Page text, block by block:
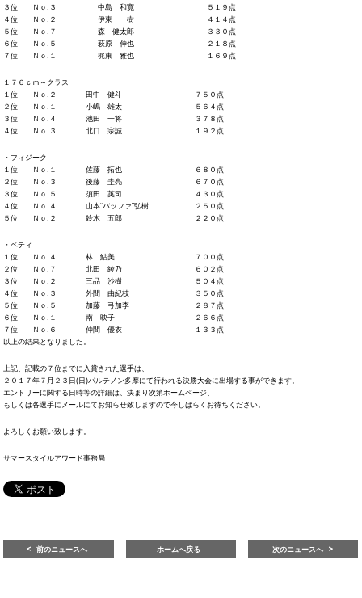
３位 Ｎｏ.３ 中島 和寛 ５１９点
４位 Ｎｏ.２ 伊東 一樹 ４１４点
５位 Ｎｏ.７ 森 健太郎 ３３０点
６位 Ｎｏ.５ 萩原 伸也 ２１８点
７位 Ｎｏ.１ 梶東 雅也 １６９点
１７６ｃｍ～クラス
１位 Ｎｏ.２ 田中 健斗 ７５０点
２位 Ｎｏ.１ 小嶋 雄太 ５６４点
３位 Ｎｏ.４ 池田 一将 ３７８点
４位 Ｎｏ.３ 北口 宗誠 １９２点
・フィジーク
１位 Ｎｏ.１ 佐藤 拓也 ６８０点
２位 Ｎｏ.３ 後藤 圭亮 ６７０点
３位 Ｎｏ.５ 須田 英司 ４３０点
４位 Ｎｏ.４ 山本“バッファ”弘樹 ２５０点
５位 Ｎｏ.２ 鈴木 五郎 ２２０点
・ベティ
１位 Ｎｏ.４ 林 鮎美 ７００点
２位 Ｎｏ.７ 北田 綾乃 ６０２点
３位 Ｎｏ.２ 三品 沙樹 ５０４点
４位 Ｎｏ.３ 外間 由紀枝 ３５０点
５位 Ｎｏ.５ 加藤 弓加李 ２８７点
６位 Ｎｏ.１ 南 映子 ２６６点
７位 Ｎｏ.６ 仲間 優衣 １３３点
以上の結果となりました。
上記、記載の７位までに入賞された選手は、
２０１７年７月２３日(日)パルテノン多摩にて行われる決勝大会に出場する事ができます。
エントリーに関する日時等の詳細は、決まり次第ホームページ、
もしくは各選手にメールにてお知らせ致しますので今しばらくお待ちください。
よろしくお願い致します。
サマースタイルアワード事務局
前のニュースへ ホームへ戻る 次のニュースへ